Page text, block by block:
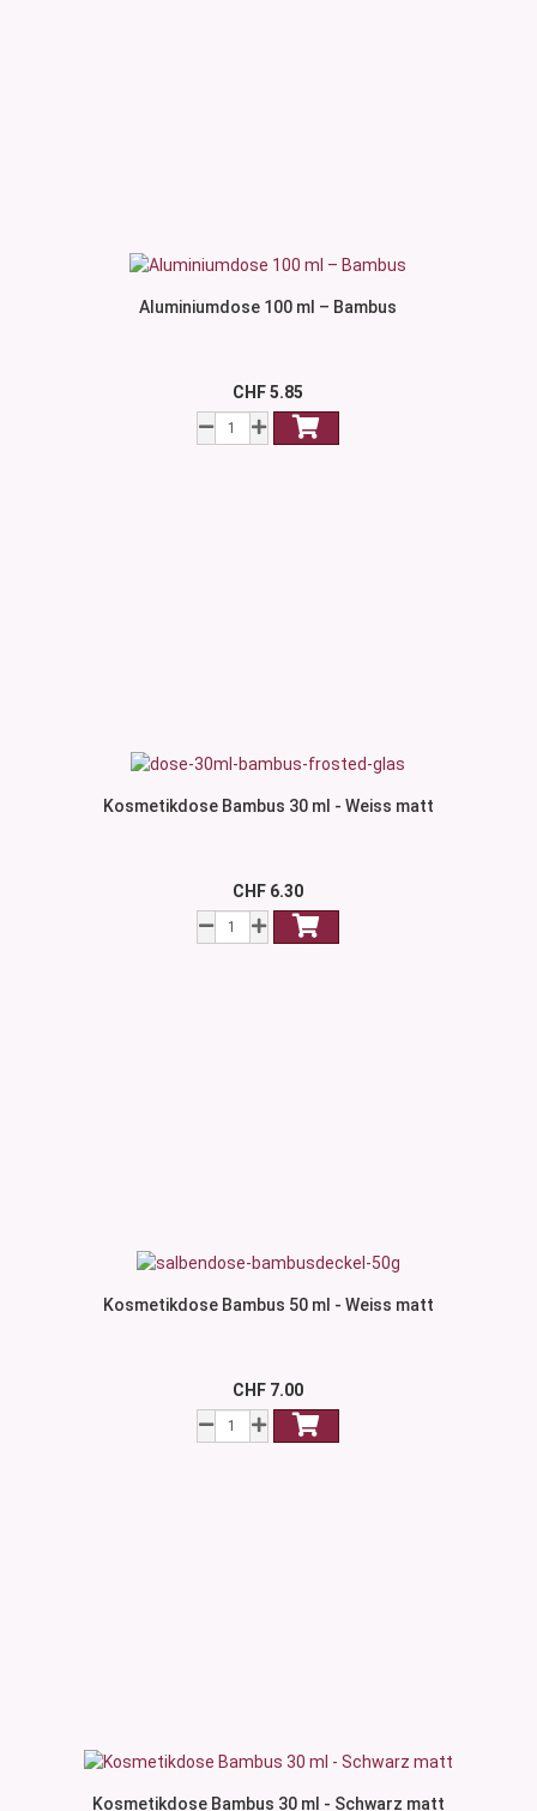
Aluminiumdose 100 ml – Bambus
CHF 5.85
Kosmetikdose Bambus 30 ml - Weiss matt
CHF 6.30
Kosmetikdose Bambus 50 ml - Weiss matt
CHF 7.00
Kosmetikdose Bambus 30 ml - Schwarz matt